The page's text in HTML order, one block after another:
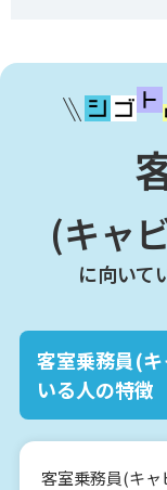
(キャ
に向いて
客室乗務員(
いる人の特徴
客室乗務員(キャ